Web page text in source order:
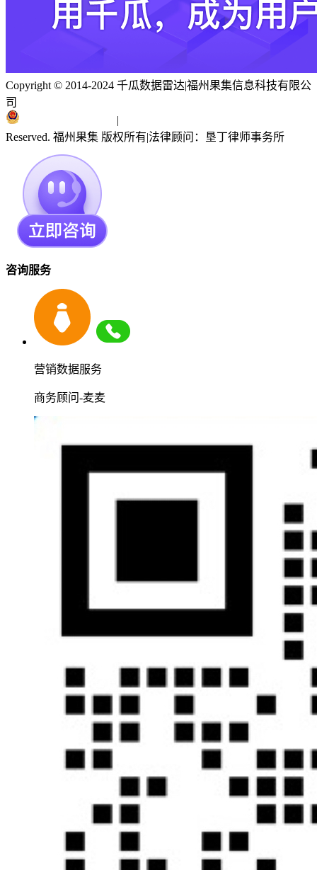
Copyright © 2014-2024 千瓜数据雷达|福州果集信息科技有限公
司
|
Reserved. 福州果集 版权所有|法律顾问：垦丁律师事务所
咨询服务
营销数据服务
商务顾问-麦麦